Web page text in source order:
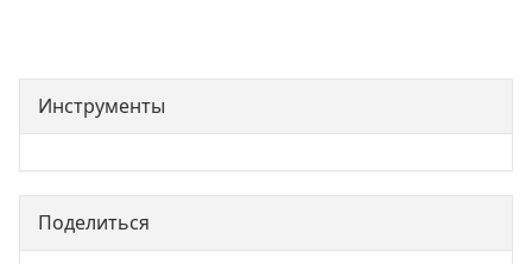
. .
Инструменты
Поделиться